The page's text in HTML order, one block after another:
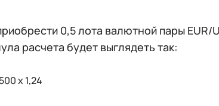
0,5 лота валютной пары EUR/
расчета будет выглядеть так:
х 1,24